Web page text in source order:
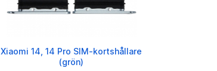
Xiaomi 14, 14 Pro SIM-kortshållare
(grön)